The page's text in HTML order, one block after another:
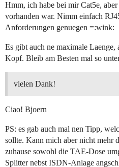
Hmm, ich habe bei mir Cat5e,
vorhanden war. Nimm einfach
Anforderungen genuegen =:wink:
Es gibt auch ne maximale
Kopf. Bleib am Besten mal so
vielen Dank!
Ciao! Bjoern
PS: es gab auch mal nen Tipp,
sollte. Kann mich aber nicht mehr
zuhause sowohl die TAE-Dose
Splitter nebst ISDN-Anlage